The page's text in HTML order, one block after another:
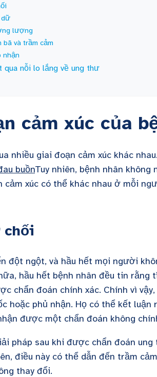
dữ
lượng
và trầm cảm
nhận
nỗi lo lắng về ung thư
cảm xúc của
nhiều giai đoạn cảm xúc khác
buồnTuy nhiên, bệnh nhân
xúc có thể khác nhau ở mỗi
chối
đột ngột, và hầu hết mọi người
hầu hết bệnh nhân đều tin
chẩn đoán chính xác. Chính vì
hoặc phủ nhận. Họ có thể kết
được một chẩn đoán không
pháp sau khi được chẩn đoán
điều này có thể dẫn đến trầm
thay đổi.